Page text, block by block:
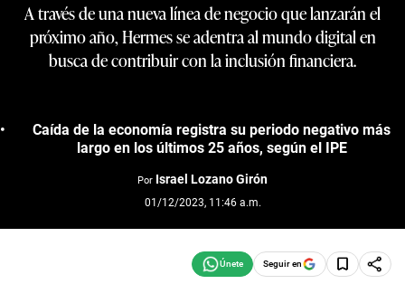
A través de una nueva línea de negocio que lanzarán el
próximo año, Hermes se adentra al mundo digital en
busca de contribuir con la inclusión financiera.
Caída de la economía registra su periodo negativo más
largo en los últimos 25 años, según el IPE
Por Israel Lozano Girón
01/12/2023, 11:46 a.m.
Seguir en